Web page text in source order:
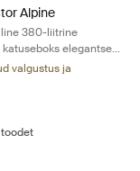
Alpine
380-liitrine
elegantse
valgustus ja